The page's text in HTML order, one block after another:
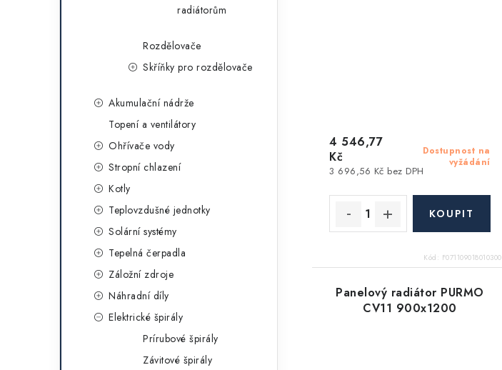
radiátorům
Rozdělovače
Skříňky pro rozdělovače
Akumulační nádrže
Topení a ventilátory
Ohřívače vody
Stropní chlazení
Kotly
Teplovzdušné jednotky
Solární systémy
Tepelná čerpadla
Záložní zdroje
Náhradní díly
Elektrické špirály
Prírubové špirály
Závitové špirály
Dostupnost na
vyžádání
3 696,56 Kč bez DPH
4 546,77
Kč
Kód: F071109018010300
Panelový radiátor PURMO
CV11 900x1200